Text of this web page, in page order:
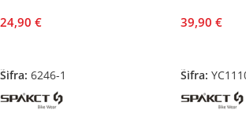
24,90 €
Šifra: 6246-1
39,90 €
Šifra: